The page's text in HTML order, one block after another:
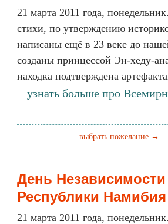
21 марта 2011 года,
стихи, по утверждению
написаны ещё в 23 веке до
созданы принцессой Эн-хеду-
находка подтверждена
узнать больше про
выбрать пожелание →
День Независимости
Республики Намибия
21 марта 2011 года,